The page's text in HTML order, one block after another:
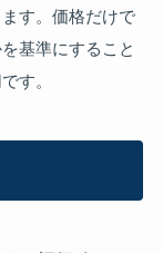
す。価格だけで
基準にすること
す。